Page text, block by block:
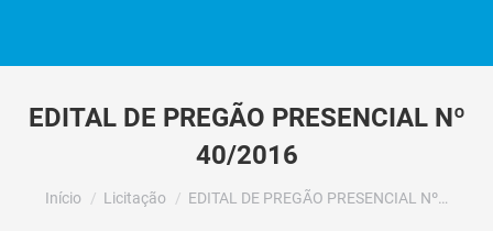
EDITAL DE PREGÃO PRESENCIAL Nº
40/2016
Você está aqui:
Início Licitação EDITAL DE PREGÃO PRESENCIAL Nº…